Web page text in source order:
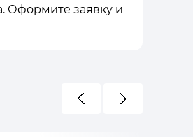
Оформите заявку и